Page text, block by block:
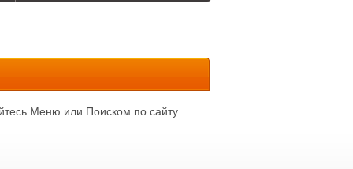
Меню или Поиском по сайту.